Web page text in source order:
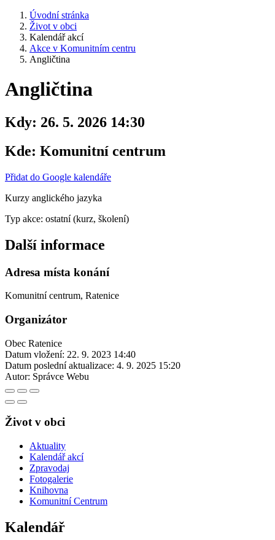
Úvodní stránka
Život v obci
Kalendář akcí
Akce v Komunitním centru
Angličtina
Angličtina
Kdy: 26. 5. 2026 14:30
Kde: Komunitní centrum
Přidat do Google kalendáře
Kurzy anglického jazyka
Typ akce: ostatní (kurz, školení)
Další informace
Adresa místa konání
Komunitní centrum, Ratenice
Organizátor
Obec Ratenice
Datum vložení: 22. 9. 2023 14:40
Datum poslední aktualizace: 4. 9. 2025 15:20
Autor: Správce Webu
Život v obci
Aktuality
Kalendář akcí
Zpravodaj
Fotogalerie
Knihovna
Komunitní Centrum
Kalendář